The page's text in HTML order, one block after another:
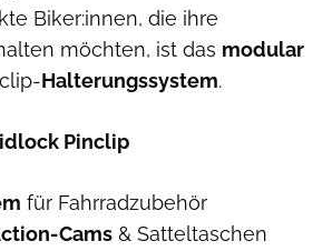
Biker:innen, die ihre
möchten, ist das modular
Halterungssystem.
Pinclip
für Fahrradzubehör
Cams & Satteltaschen